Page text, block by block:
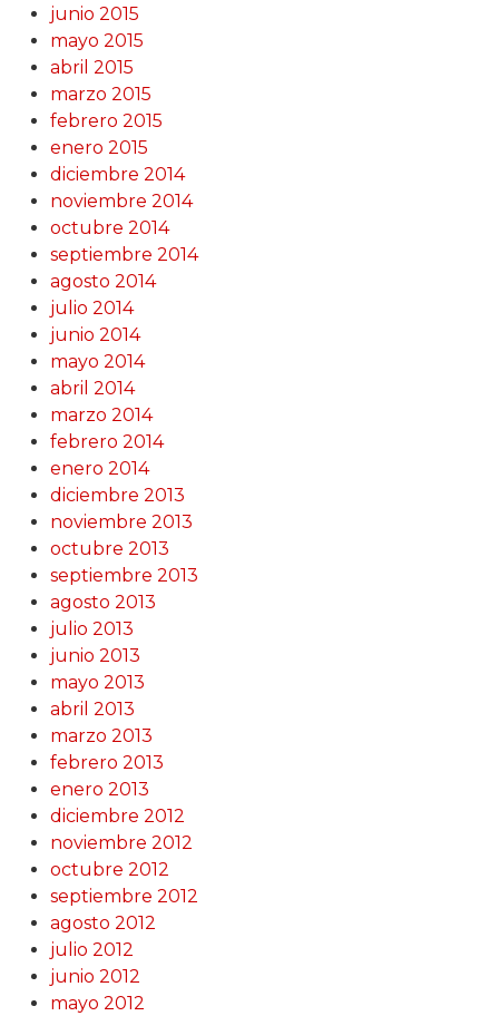
junio 2015
mayo 2015
abril 2015
marzo 2015
febrero 2015
enero 2015
diciembre 2014
noviembre 2014
octubre 2014
septiembre 2014
agosto 2014
julio 2014
junio 2014
mayo 2014
abril 2014
marzo 2014
febrero 2014
enero 2014
diciembre 2013
noviembre 2013
octubre 2013
septiembre 2013
agosto 2013
julio 2013
junio 2013
mayo 2013
abril 2013
marzo 2013
febrero 2013
enero 2013
diciembre 2012
noviembre 2012
octubre 2012
septiembre 2012
agosto 2012
julio 2012
junio 2012
mayo 2012